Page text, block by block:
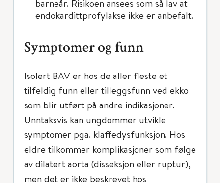
barneår. Risikoen ansees som så lav at
endokardittprofylakse ikke er anbefalt.
Symptomer og funn
Isolert BAV er hos de aller fleste et
tilfeldig funn eller tilleggsfunn ved ekko
som blir utført på andre indikasjoner.
Unntaksvis kan ungdommer utvikle
symptomer pga. klaffedysfunksjon. Hos
eldre tilkommer komplikasjoner som følge
av dilatert aorta (disseksjon eller ruptur),
men det er ikke beskrevet hos